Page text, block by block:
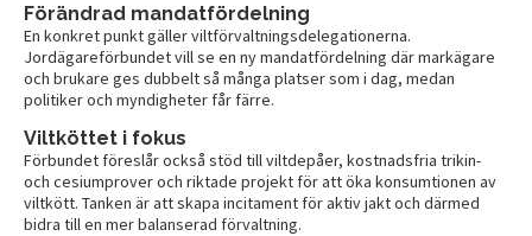
Förändrad mandatfördelning
En konkret punkt gäller viltförvaltningsdelegationerna.
Jordägareförbundet vill se en ny mandatfördelning där markägare
och brukare ges dubbelt så många platser som i dag, medan
politiker och myndigheter får färre.
Viltköttet i fokus
Förbundet föreslår också stöd till viltdepåer, kostnadsfria trikin-
och cesiumprover och riktade projekt för att öka konsumtionen av
viltkött. Tanken är att skapa incitament för aktiv jakt och därmed
bidra till en mer balanserad förvaltning.